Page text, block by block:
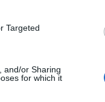
Targeted
and/or Sharing
for which it
14 έως 26 και
2 έως 3 μποφόρ.